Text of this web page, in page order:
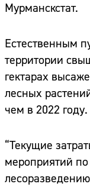
Мурманскстат.
Естественным
территории
гектарах
лесных
чем в 2022 году.
“Текущие
мероприятий по